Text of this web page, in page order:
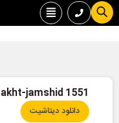
1551 takht-jamshid
دانلود دیتاشیت